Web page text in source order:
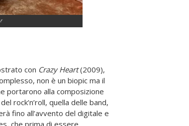
con Crazy Heart(2009),
non è un biopic ma il
portarono alla composizione
rock’n’roll, quella delle band,
fino all’avvento del digitale e
che prima di essere